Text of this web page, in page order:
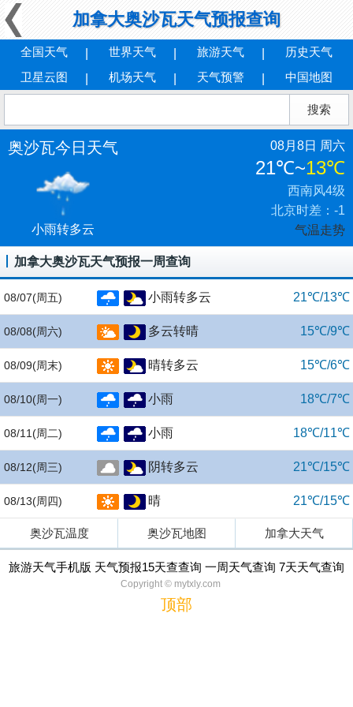
加拿大奥沙瓦天气预报查询
全国天气 世界天气 旅游天气
历史天气
卫星云图
机场天气 天气预警 中国地图
奥沙瓦今日天气
小雨转多云
08月8日 周六
21℃~13℃
西南风4级
北京时差：-1
气温走势
加拿大奥沙瓦天气预报一周查询
08/07(周五) 小雨转多云 21℃/13℃
08/08(周六) 多云转晴 15℃/9℃
08/09(周末) 晴转多云 15℃/6℃
08/10(周一) 小雨 18℃/7℃
08/11 (周二) 小雨 18℃/11℃
08/12(周三) 阴转多云 21℃/15℃
08/13(周四) 晴 21℃/15℃
奥沙瓦温度 奥沙瓦地图 加拿大天气
旅游天气手机版 天气预报15天查查询 一周天气查询 7天天气查询
Copyright © mytxly.com
顶部